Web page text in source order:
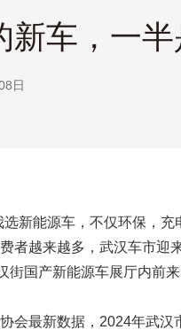
新车，一
日
选新能源车，不仅环保，
者越来越多，武汉车市迎
街国产新能源车展厅内前
会最新数据，2024年武